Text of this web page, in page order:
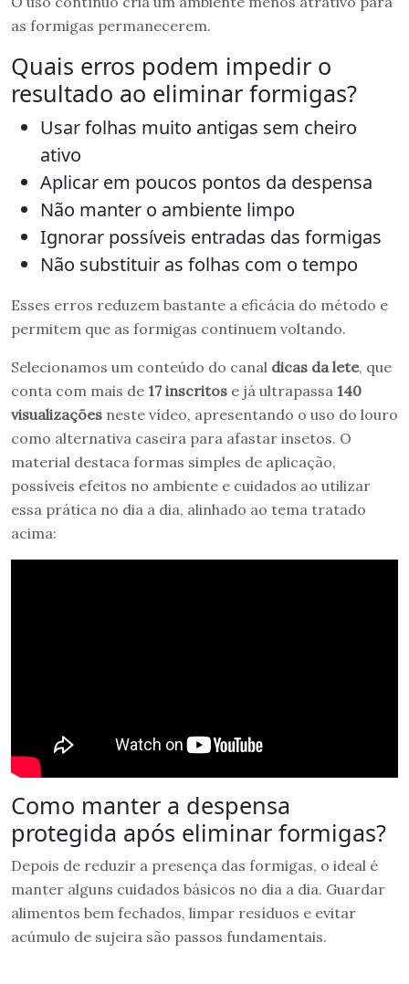
as formigas permanecerem.
Quais erros podem impedir o
resultado ao eliminar formigas?
Usar folhas muito antigas sem cheiro
ativo
Aplicar em poucos pontos da despensa
Não manter o ambiente limpo
Ignorar possíveis entradas das formigas
Não substituir as folhas com o tempo
Esses erros reduzem bastante a eficácia do método e
permitem que as formigas continuem voltando.
Selecionamos um conteúdo do canal dicas da lete, que
conta com mais de 17 inscritos e já ultrapassa 140
visualizações neste vídeo, apresentando o uso do louro
como alternativa caseira para afastar insetos. O
material destaca formas simples de aplicação,
possíveis efeitos no ambiente e cuidados ao utilizar
essa prática no dia a dia, alinhado ao tema tratado
acima:
Como manter a despensa
protegida após eliminar formigas?
Depois de reduzir a presença das formigas, o ideal é
manter alguns cuidados básicos no dia a dia. Guardar
alimentos bem fechados, limpar resíduos e evitar
acúmulo de sujeira são passos fundamentais.